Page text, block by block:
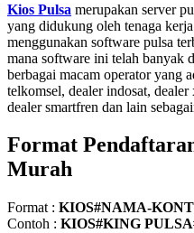
Kios Pulsa merupakan server
yang didukung oleh tenaga
menggunakan software pulsa
mana software ini telah banyak
berbagai macam operator yang
telkomsel, dealer indosat,
dealer smartfren dan lain
Format
Murah
Format : KIOS#NAMA-
Contoh : KIOS#KING